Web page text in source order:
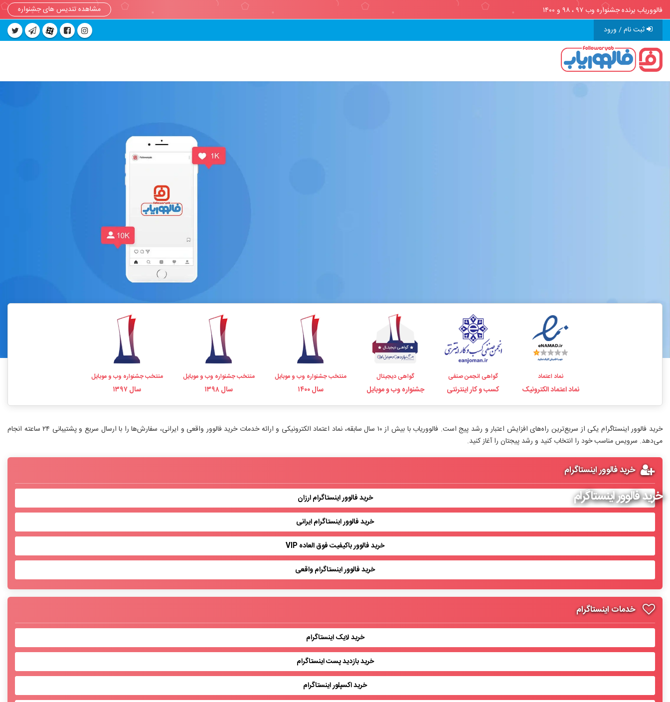
فالووریاب برنده جشنواره وب ۹۷ ، ۹۸ و ۱۴۰۰
مشاهده تندیس های جشنواره
ثبت نام / ورود
خرید فالوور اینستاگرام
نماد اعتماد
نماد اعتماد الکترونیک
گواهی انجمن صنفی
کسب و کار اینترنتی
گواهی دیجیتال
جشنواره وب و موبایل
منتخب جشنواره وب و موبایل
سال ۱۴۰۰
منتخب جشنواره وب و موبایل
سال ۱۳۹۸
منتخب جشنواره وب و موبایل
سال ۱۳۹۷
خرید فالوور اینستاگرام یکی از سریع‌ترین راه‌های افزایش اعتبار و رشد پیج است. فالووریاب با بیش از ۱۰ سال سابقه، نماد اعتماد الکترونیکی و ارائه خدمات خرید فالوور واقعی و ایرانی، سفارش‌ها را با ارسال سریع و پشتیبانی ۲۴ ساعته انجام
می‌دهد. سرویس مناسب خود را انتخاب کنید و رشد پیجتان را آغاز کنید.
خرید فالوور اینستاگرام
خرید فالوور اینستاگرام ارزان
خرید فالوور اینستاگرام ایرانی
خرید فالوور باکیفیت فوق العاده VIP
خرید فالوور اینستاگرام واقعی
خدمات اینستاگرام
خرید لایک اینستاگرام
خرید بازدید پست اینستاگرام
خرید اکسپلور اینستاگرام